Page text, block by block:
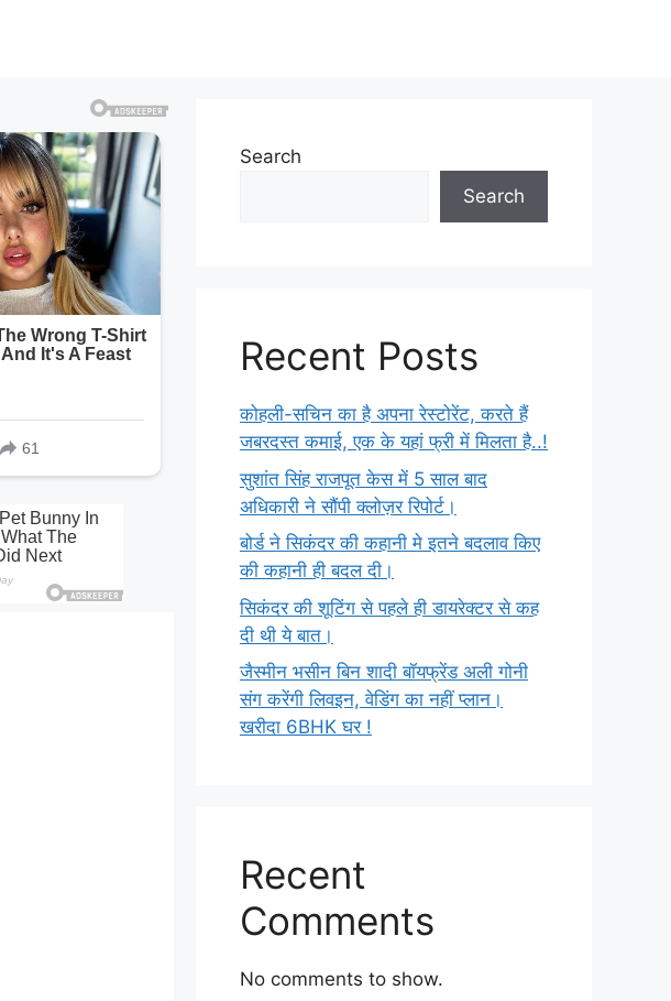
Search
Search
Recent Posts
कोहली-सचिन का है अपना रेस्टोरेंट, करते हैं
जबरदस्त कमाई, एक के यहां फ्री में मिलता है..!
सुशांत सिंह राजपूत केस में 5 साल बाद
अधिकारी ने सौंपी क्लोज़र रिपोर्ट।
बोर्ड ने सिकंदर की कहानी मे इतने बदलाव किए
की कहानी ही बदल दी।
सिकंदर की शूटिंग से पहले ही डायरेक्टर से कह
दी थी ये बात।
जैस्मीन भसीन बिन शादी बॉयफ्रेंड अली गोनी
संग करेंगी लिवइन, वेडिंग का नहीं प्लान।
खरीदा 6BHK घर !
Recent
Comments
No comments to show.